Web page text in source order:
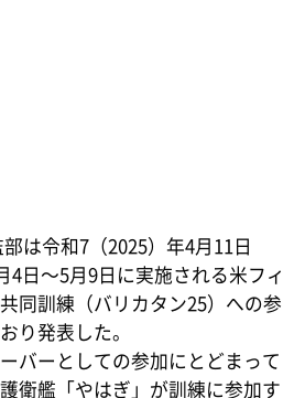
は令和7（2025）年4月11日
4日～5月9日に実施される米フィ
同訓練（バリカタン25）への参
り発表した。
バーとしての参加にとどまって
衛艦「やはぎ」が訓練に参加す